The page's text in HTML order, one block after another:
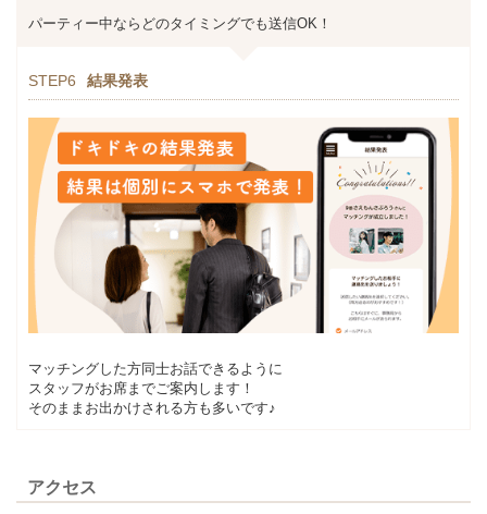
パーティー中ならどのタイミングでも送信OK！
STEP6 結果発表
マッチングした方同士お話できるように
スタッフがお席までご案内します！
そのままお出かけされる方も多いです♪
アクセス